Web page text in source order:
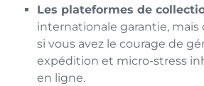
Les plateformes de
internationale garantie,
si vous avez le courage de
expédition et micro-stress
en ligne.